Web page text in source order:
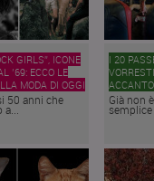
GIRLS”, ICONE
’69: ECCO LE
MODA DI OGGI
50 anni che
I 20
Già non
semplice